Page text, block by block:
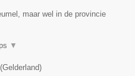
maar wel in de provincie
▼
(Gelderland)